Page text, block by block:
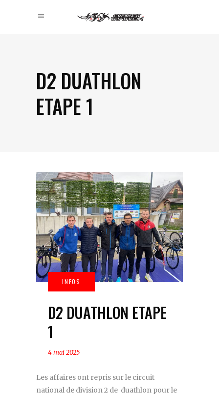
D2 DUATHLON
ETAPE 1
D2 DUATHLON ETAPE
1
4 mai 2025
Les affaires ont repris sur le circuit
national de division 2 de duathlon pour le